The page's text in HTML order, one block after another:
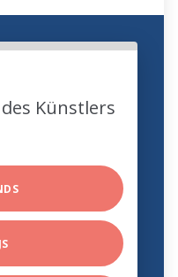
Künstlers